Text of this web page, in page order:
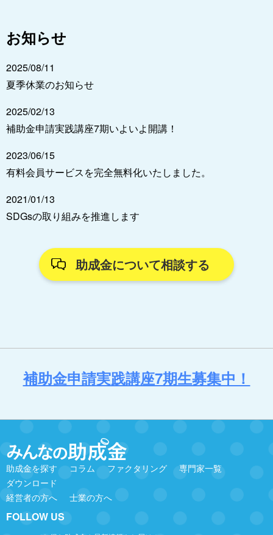
お知らせ
2025/08/11
夏季休業のお知らせ
2025/02/13
補助金申請実践講座7期いよいよ開講！
2023/06/15
有料会員サービスを完全無料化いたしました。
2021/01/13
SDGsの取り組みを推進します
助成金について相談する
補助金申請実践講座7期生募集中！
助成金を探す コラム ファクタリング
専門家一覧
ダウンロード
経営者の方へ
士業の方へ
FOLLOW US